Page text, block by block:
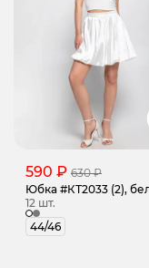
590 ₽ 630 ₽
Юбка #КТ2033 (2),
12 шт.
44/46